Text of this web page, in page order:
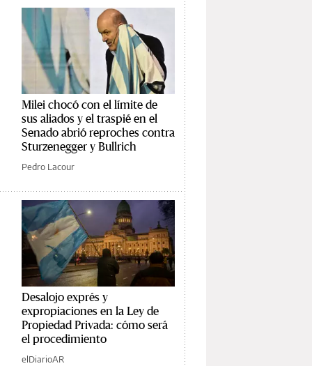
Milei chocó con el límite de
sus aliados y el traspié en el
Senado abrió reproches contra
Sturzenegger y Bullrich
Pedro Lacour
Desalojo exprés y
expropiaciones en la Ley de
Propiedad Privada: cómo será
el procedimiento
elDiarioAR